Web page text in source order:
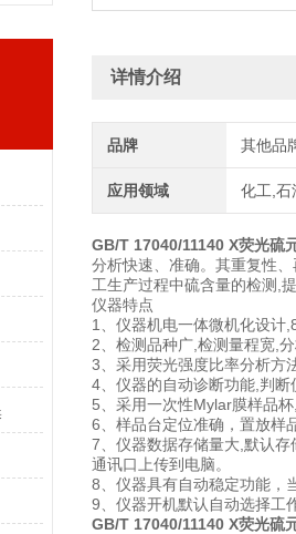
详情介绍
品牌 其他品
应用领域 化工,石
GB/T 17040/11140 X荧光硫
分析快速、准确。其重复性
工生产过程中硫含量的检测,提
仪器特点
1、仪器机电一体微机化设计
2、检测品种广,检测量程宽,
3、采用荧光强度比率分析方
4、仪器的自动诊断功能,判断
5、采用一次性Mylar膜样品
6、样品台定位准确，置放样
7、仪器数据存储量大,默认
通讯口上传到电脑。
8、仪器具有自动稳定功能，
9、仪器开机默认自动选择工
GB/T 17040/11140 X荧光硫